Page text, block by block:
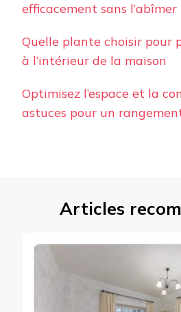
efficacement sans l’abîmer
Quelle plante choisir pour
à l’intérieur de la maison
Optimisez l’espace et la
astuces pour un
Articles